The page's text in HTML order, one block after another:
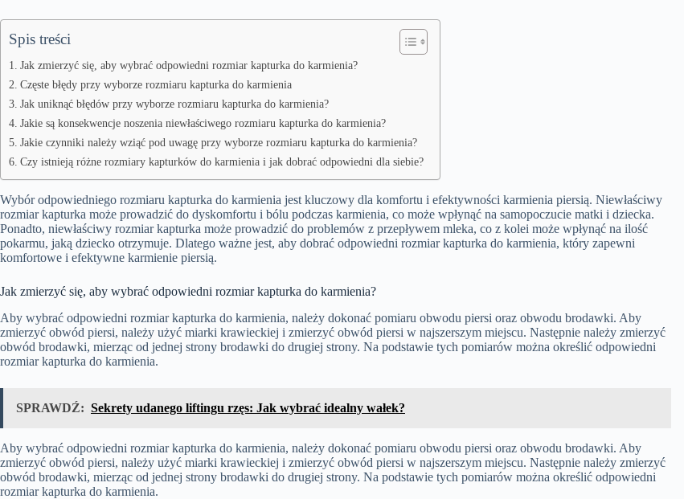
Spis treści
Jak zmierzyć się, aby wybrać odpowiedni rozmiar kapturka do karmienia?
Częste błędy przy wyborze rozmiaru kapturka do karmienia
Jak uniknąć błędów przy wyborze rozmiaru kapturka do karmienia?
Jakie są konsekwencje noszenia niewłaściwego rozmiaru kapturka do karmienia?
Jakie czynniki należy wziąć pod uwagę przy wyborze rozmiaru kapturka do karmienia?
Czy istnieją różne rozmiary kapturków do karmienia i jak dobrać odpowiedni dla siebie?
Wybór odpowiedniego rozmiaru kapturka do karmienia jest kluczowy dla komfortu i efektywności karmienia piersią. Niewłaściwy
rozmiar kapturka może prowadzić do dyskomfortu i bólu podczas karmienia, co może wpłynąć na samopoczucie matki i dziecka.
Ponadto, niewłaściwy rozmiar kapturka może prowadzić do problemów z przepływem mleka, co z kolei może wpłynąć na ilość
pokarmu, jaką dziecko otrzymuje. Dlatego ważne jest, aby dobrać odpowiedni rozmiar kapturka do karmienia, który zapewni
komfortowe i efektywne karmienie piersią.
Jak zmierzyć się, aby wybrać odpowiedni rozmiar kapturka do karmienia?
Aby wybrać odpowiedni rozmiar kapturka do karmienia, należy dokonać pomiaru obwodu piersi oraz obwodu brodawki. Aby
zmierzyć obwód piersi, należy użyć miarki krawieckiej i zmierzyć obwód piersi w najszerszym miejscu. Następnie należy zmierzyć
obwód brodawki, mierząc od jednej strony brodawki do drugiej strony. Na podstawie tych pomiarów można określić odpowiedni
rozmiar kapturka do karmienia.
SPRAWDŹ: Sekrety udanego liftingu rzęs: Jak wybrać idealny wałek?
Aby wybrać odpowiedni rozmiar kapturka do karmienia, należy dokonać pomiaru obwodu piersi oraz obwodu brodawki. Aby
zmierzyć obwód piersi, należy użyć miarki krawieckiej i zmierzyć obwód piersi w najszerszym miejscu. Następnie należy zmierzyć
obwód brodawki, mierząc od jednej strony brodawki do drugiej strony. Na podstawie tych pomiarów można określić odpowiedni
rozmiar kapturka do karmienia.